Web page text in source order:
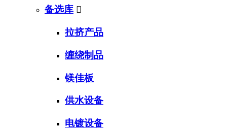
备选库 
拉挤产品
缠绕制品
镁佳板
供水设备
电镀设备